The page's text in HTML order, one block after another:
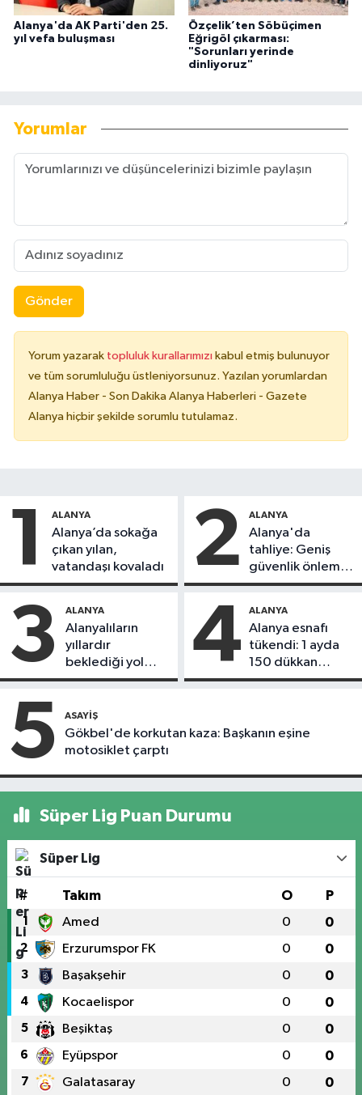
Alanya'da AK Parti'den 25.
yıl vefa buluşması
Özçelik’ten Söbüçimen
Eğrigöl çıkarması:
"Sorunları yerinde
dinliyoruz"
Yorumlar
Gönder
Yorum yazarak topluluk kurallarımızı kabul etmiş bulunuyor
ve tüm sorumluluğu üstleniyorsunuz. Yazılan yorumlardan
Alanya Haber - Son Dakika Alanya Haberleri - Gazete
Alanya hiçbir şekilde sorumlu tutulamaz.
1 ALANYA
Alanya’da sokağa
çıkan yılan,
vatandaşı kovaladı
2 ALANYA
Alanya'da
tahliye: Geniş
güvenlik önlemi
alındı
3 ALANYA
Alanyalıların
yıllardır
beklediği yol
askıdan döndü
4 ALANYA
Alanya esnafı
tükendi: 1 ayda
150 dükkan
kapandı
5 ASAYIŞ
Gökbel'de korkutan kaza: Başkanın eşine
motosiklet çarptı
Süper Lig Puan Durumu
Süper Lig
# Takım O P
1 Amed 0 0
2 Erzurumspor FK 0 0
3 Başakşehir 0 0
4 Kocaelispor 0 0
5 Beşiktaş 0 0
6 Eyüpspor 0 0
7 Galatasaray 0 0